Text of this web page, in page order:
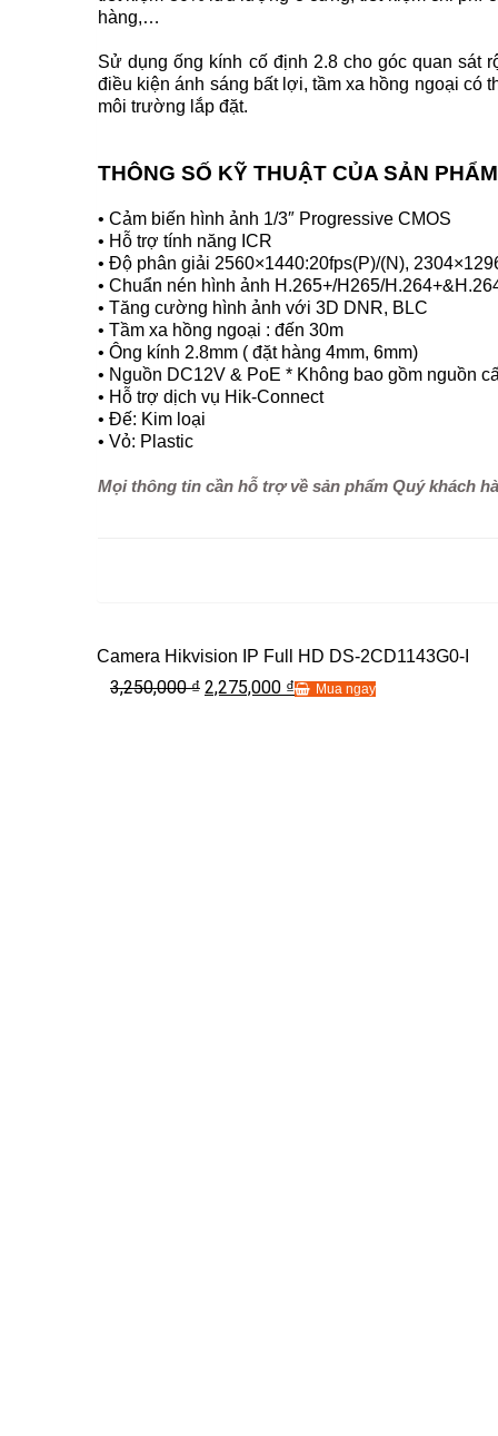
hàng,…
Sử dụng ống kính cố định 2.8 cho góc quan sát
điều kiện ánh sáng bất lợi, tầm xa hồng ngoại có
môi trường lắp đặt.
THÔNG SỐ KỸ THUẬT CỦA SẢN
• Cảm biến hình ảnh 1/3″ Progressive CMOS
• Hỗ trợ tính năng ICR
• Độ phân giải 2560×1440:20fps(P)/(N),
• Chuẩn nén hình ảnh H.265+/H265/
• Tăng cường hình ảnh với 3D DNR, BLC
• Tầm xa hồng ngoại : đến 30m
• Ông kính 2.8mm ( đặt hàng 4mm, 6mm)
• Nguồn DC12V & PoE * Không bao gồm nguồn
• Hỗ trợ dịch vụ Hik-Connect
• Đế: Kim loại
• Vỏ: Plastic
Mọi thông tin cần hỗ trợ về sản phẩm Quý khách
Camera Hikvision IP Full HD DS-2CD1143G0-I
3,250,000₫ 2,275,000 ₫ Mua ngay